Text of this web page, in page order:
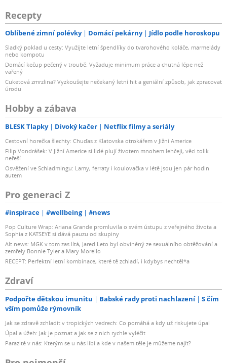
Recepty
Oblíbené zimní polévky Domácí pekárny Jídlo podle horoskopu
Sladký poklad u cesty: Využijte letní špendlíky do tvarohového koláče, marmelády
nebo kompotu
Domácí kečup pečený v troubě: Vyžaduje minimum práce a chutná lépe než
vařený
Cuketová zmrzlina? Vyzkoušejte nečekaný letní hit a geniální způsob, jak zpracovat
úrodu
Hobby a zábava
BLESK Tlapky Divoký kačer Netflix filmy a seriály
Cestovní horečka šlechty: Chuďas z Klatovska otrokářem v Jižní Americe
Filip Vondrášek: V Jižní Americe si lidé plují životem mnohem lehčeji, věci tolik
neřeší
Osvěžení ve Schladmingu: Lamy, ferraty i koulovačka v létě jsou jen pár hodin
autem
Pro generaci Z
#inspirace #wellbeing #news
Pop Culture Wrap: Ariana Grande promluvila o svém ústupu z veřejného života a
Sophia z KATSEYE si dává pauzu od skupiny
Alt news: MGK v tom zas lítá, Jared Leto byl obviněný ze sexuálního obtěžování a
zemřely Bonnie Tyler a Mary Morello
RECEPT: Perfektní letní kombinace, které tě zchladí, i kdybys nechtěl*a
Zdraví
Podpořte dětskou imunitu Babské rady proti nachlazení
S čím
vším pomůže rýmovník
Jak se zdravě zchladit v tropických vedrech: Co pomáhá a kdy už riskujete úpal
Úpal a úžeh: Jak je poznat a jak se z nich rychle vyléčit
Parazité v nás: Kterým se u nás líbí a kde v našem těle je můžeme najít?